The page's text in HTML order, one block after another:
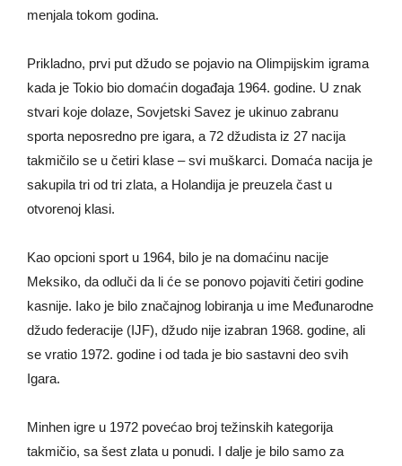
menjala tokom godina.
Prikladno, prvi put džudo se pojavio na Olimpijskim igrama
kada je Tokio bio domaćin događaja 1964. godine. U znak
stvari koje dolaze, Sovjetski Savez je ukinuo zabranu
sporta neposredno pre igara, a 72 džudista iz 27 nacija
takmičilo se u četiri klase – svi muškarci. Domaća nacija je
sakupila tri od tri zlata, a Holandija je preuzela čast u
otvorenoj klasi.
Kao opcioni sport u 1964, bilo je na domaćinu nacije
Meksiko, da odluči da li će se ponovo pojaviti četiri godine
kasnije. Iako je bilo značajnog lobiranja u ime Međunarodne
džudo federacije (IJF), džudo nije izabran 1968. godine, ali
se vratio 1972. godine i od tada je bio sastavni deo svih
Igara.
Minhen igre u 1972 povećao broj težinskih kategorija
takmičio, sa šest zlata u ponudi. I dalje je bilo samo za